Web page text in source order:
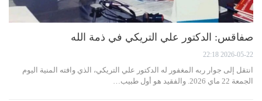
صفاقس: الدكتور علي التريكي في ذمة الله
2026-05-22 22:18
انتقل إلى جوار ربه المغفور له الدكتور علي التريكي، الذي وافته المنية اليوم
الجمعة 22 ماي 2026. والفقيد هو أول طبيب…